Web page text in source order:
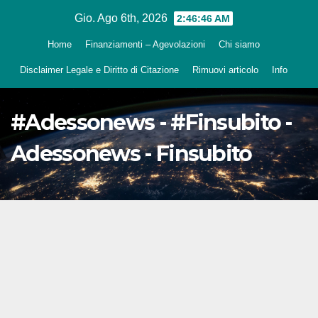
Gio. Ago 6th, 2026 2:46:47 AM
Home Finanziamenti – Agevolazioni Chi siamo
Disclaimer Legale e Diritto di Citazione Rimuovi articolo Info
#Adessonews - #Finsubito -
Adessonews - Finsubito